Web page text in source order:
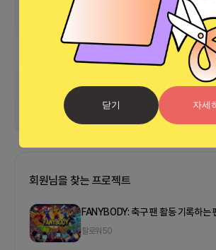
닫기 자세
회원님을 찾는 프로젝트
FANYBODY: 축구 팬 활동 기록하는
팔로워 50